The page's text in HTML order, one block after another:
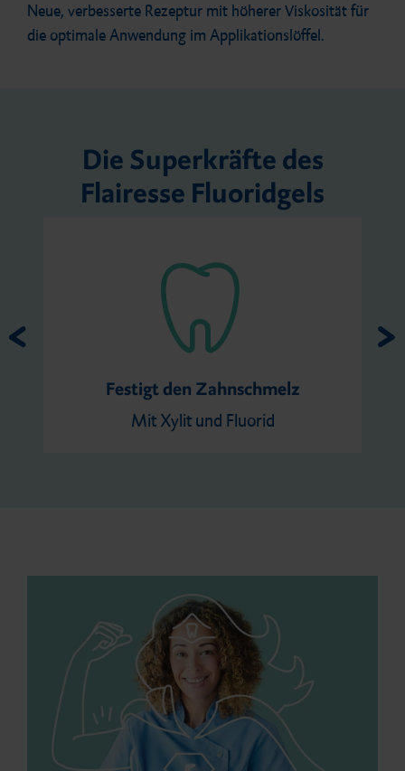
Neue, verbesserte Rezeptur mit höherer Viskosität für
die optimale Anwendung im Applikationslöffel.
Die Superkräfte des
Flairesse Fluoridgels
Festigt den Zahnschmelz
Mit Xylit und Fluorid